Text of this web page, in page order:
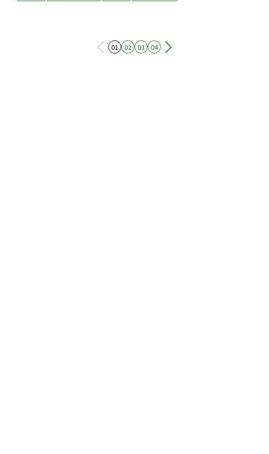
為水的力量透過跌水被削減（動能轉成位能，加上潭水
01 02 03 04